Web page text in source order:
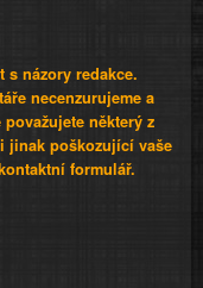
s názory redakce.
necenzurujeme a
některý z
jinak poškozující vaše
formulář.